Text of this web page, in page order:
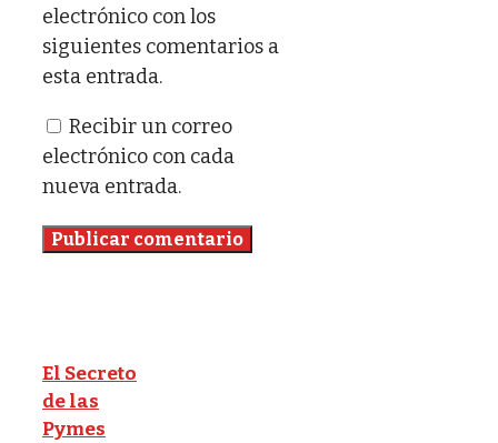
electrónico con los
siguientes comentarios a
esta entrada.
Recibir un correo
electrónico con cada
nueva entrada.
El Secreto
de las
Pymes